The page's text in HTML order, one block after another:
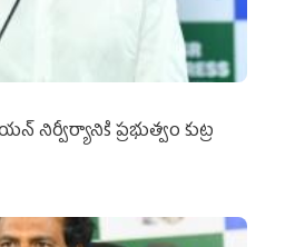
ప్రభుత్వం కుట్ర